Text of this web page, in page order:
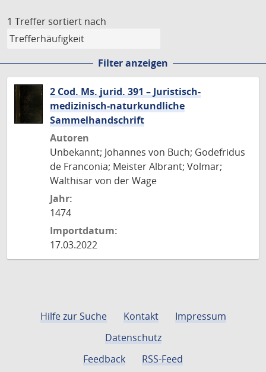
1 Treffer sortiert nach
Filter anzeigen
2 Cod. Ms. jurid. 391 – Juristisch-
medizinisch-naturkundliche
Sammelhandschrift
Autoren
Unbekannt; Johannes von Buch; Godefridus
de Franconia; Meister Albrant; Volmar;
Walthisar von der Wage
Jahr:
1474
Importdatum:
17.03.2022
Hilfe zur Suche Kontakt
Impressum
Datenschutz
Feedback
RSS-Feed